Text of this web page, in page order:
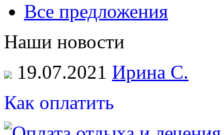
Все предложения
Наши новости
19.07.2021 Ирина С.
Как оплатить